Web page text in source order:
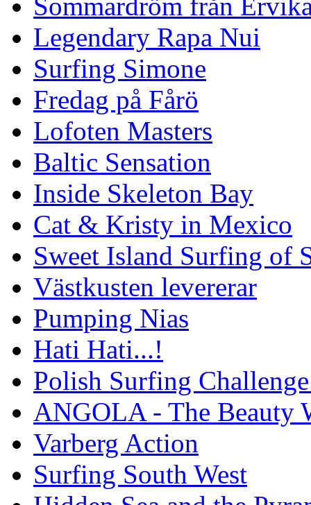
Sommardröm från
Legendary Rapa Nui
Surfing Simone
Fredag på Fårö
Lofoten Masters
Baltic Sensation
Inside Skeleton Bay
Cat & Kristy in Mexico
Sweet Island Surfing of
Västkusten levererar
Pumping Nias
Hati Hati...!
Polish Surfing
ANGOLA - The Beauty
Varberg Action
Surfing South West